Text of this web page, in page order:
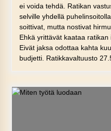
ei voida tehdä. Ratikan
selville yhdellä
soittivat, mutta nostivat
Ehkä yrittävät kaataa
Eivät jaksa odottaa kahta
budjetti. Ratikkavaltuusto